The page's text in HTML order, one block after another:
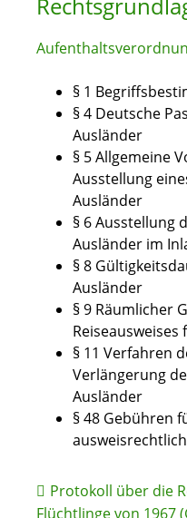
§ 1
§ 4 Deutsche
Ausländer
§ 5 Allgemeine
Ausstellung
Ausländer
§ 6 Ausstellung
Ausländer im
§ 8
Ausländer
§ 9 Räumlicher
§ 11 Verfahren
Verlängerung
Ausländer
§ 48 Gebühren
Protokoll über die
Flüchtlinge von 1967